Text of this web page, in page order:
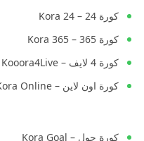
كورة 24 – Kora 24
كورة 365 – Kora 365
كورة 4 لايف – Kooora4Live
كورة اون لاين – Kora Online
كورة جول – Kora Goal